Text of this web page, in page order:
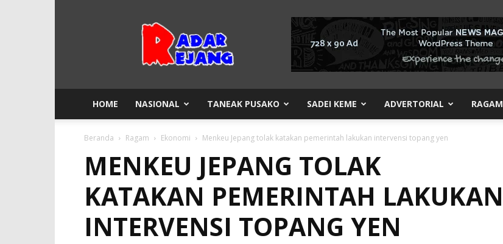
Rejang
HOME NASIONAL TANEAK PUSAKO SADEI KEME ADVERTORIAL RAGAM
Beranda Ragam Ekonomi Menkeu Jepang tolak katakan pemerintah lakukan intervensi topang yen
MENKEU JEPANG TOLAK
KATAKAN PEMERINTAH LAKUKAN
INTERVENSI TOPANG YEN